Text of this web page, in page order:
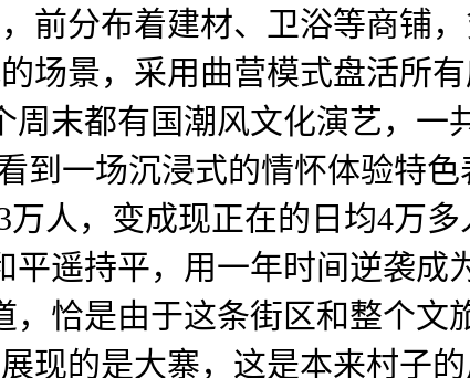
前分布着建材、卫浴等商铺
场景，采用曲营模式盘活所
末都有国潮风文化演艺，一
到一场沉浸式的情怀体验特
人，变成现正在的日均4万
遥持平，用一年时间逆袭成
恰是由于这条街区和整个文
现的是大寨，这是本来村子